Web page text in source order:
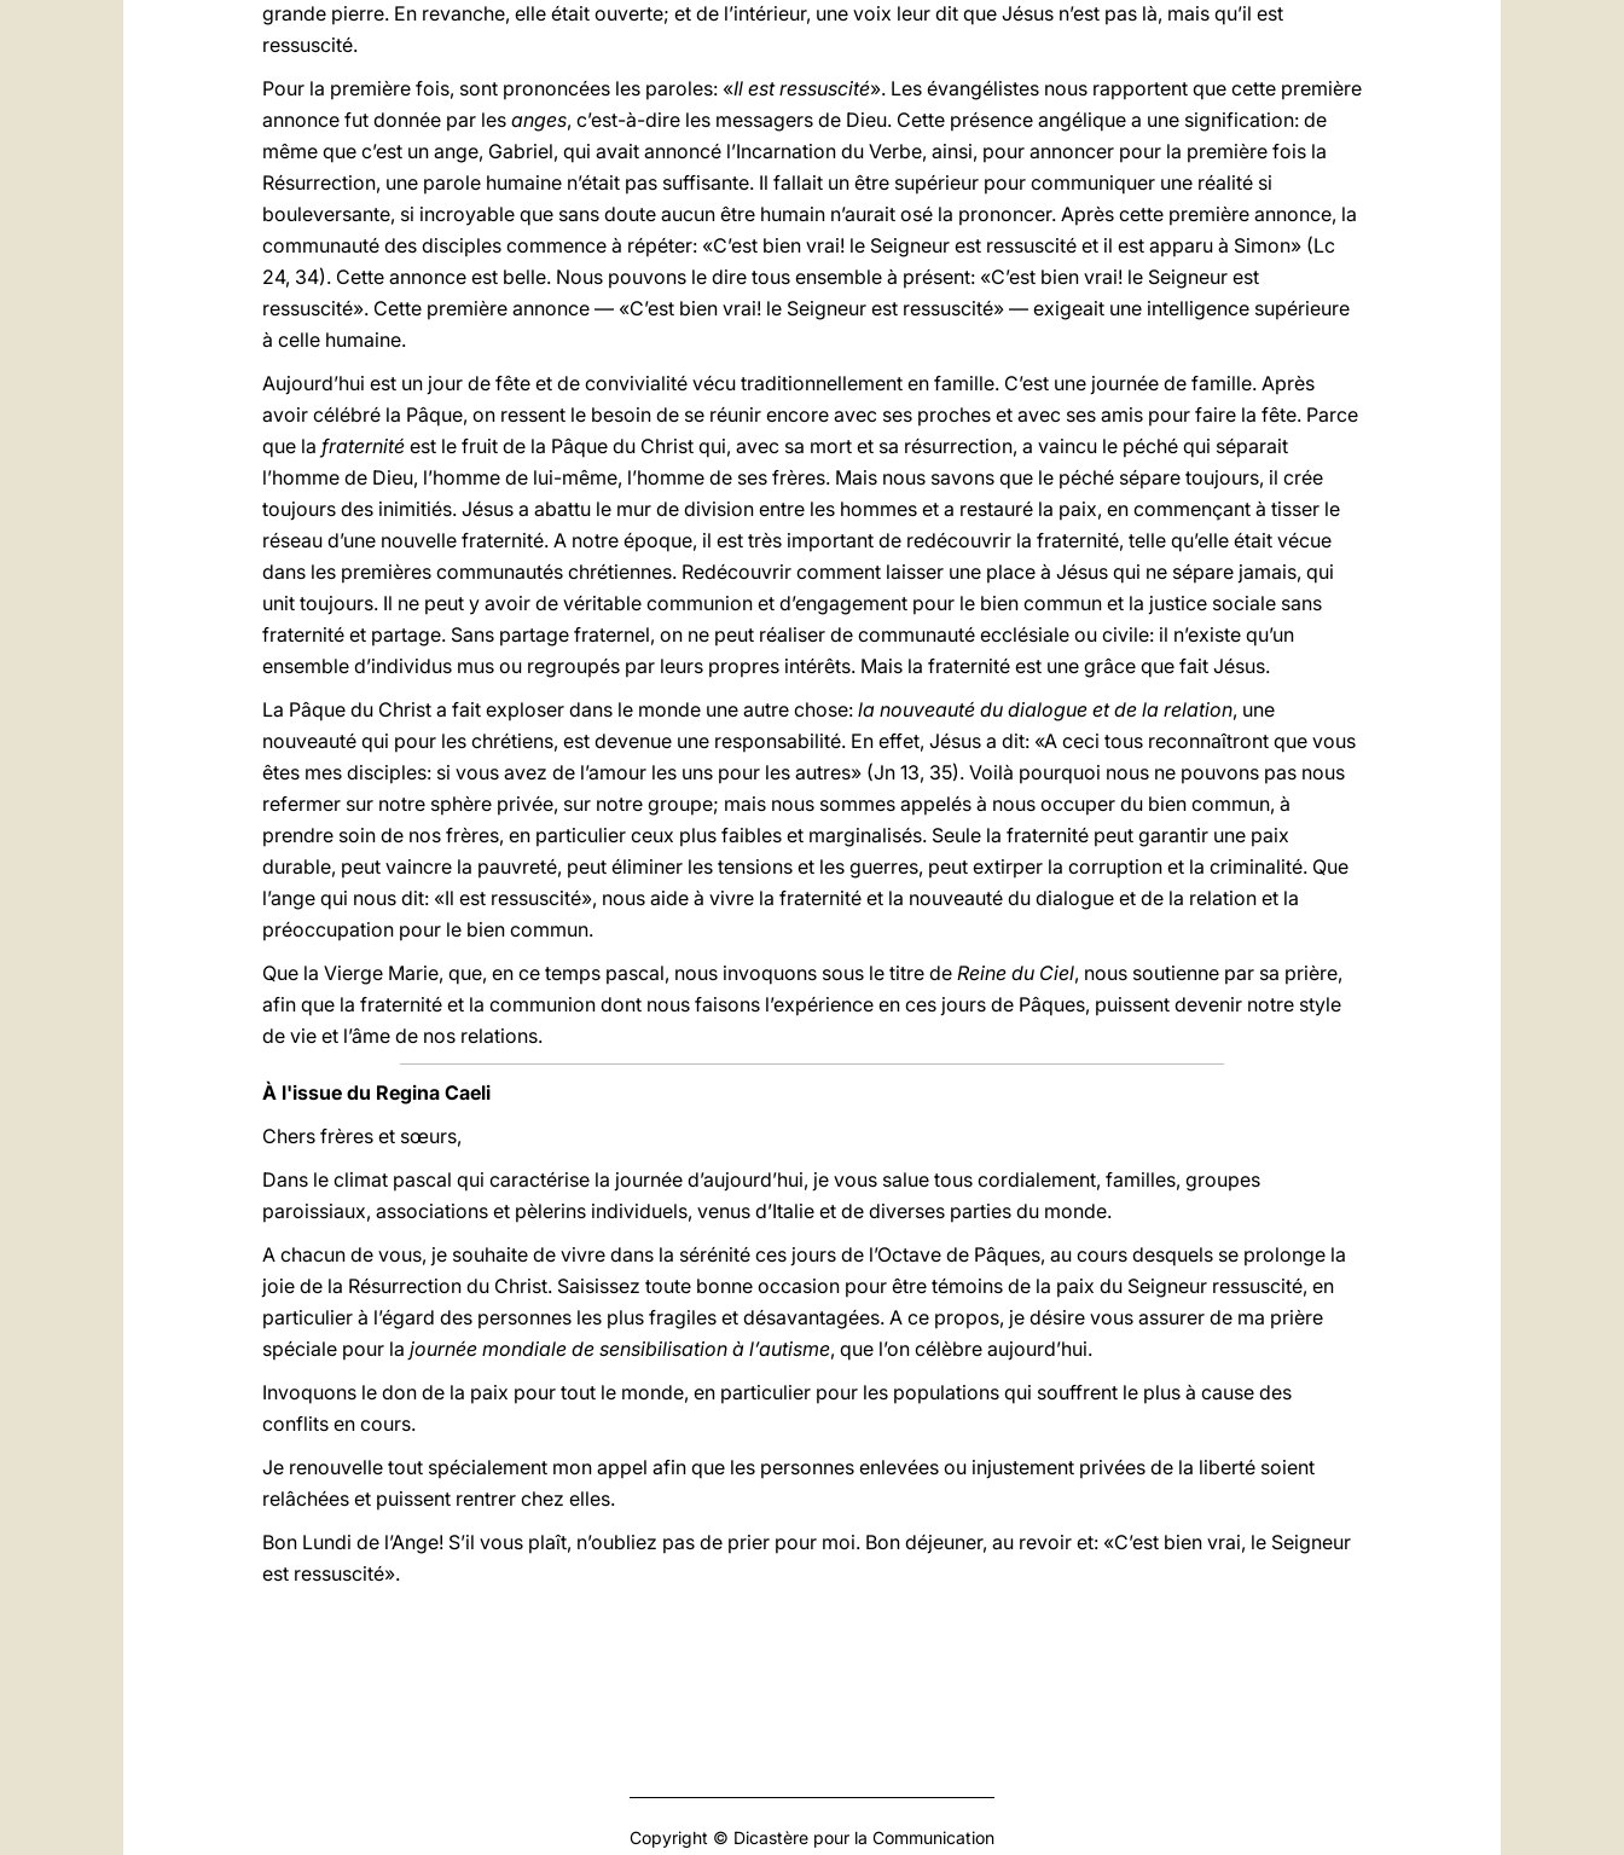
grande pierre. En revanche, elle était ouverte; et de l’intérieur, une voix leur dit que Jésus n’est pas là, mais qu’il est
ressuscité.
Pour la première fois, sont prononcées les paroles: «Il est ressuscité». Les évangélistes nous rapportent que cette première
annonce fut donnée par les anges, c’est-à-dire les messagers de Dieu. Cette présence angélique a une signification: de
même que c’est un ange, Gabriel, qui avait annoncé l’Incarnation du Verbe, ainsi, pour annoncer pour la première fois la
Résurrection, une parole humaine n’était pas suffisante. Il fallait un être supérieur pour communiquer une réalité si
bouleversante, si incroyable que sans doute aucun être humain n’aurait osé la prononcer. Après cette première annonce, la
communauté des disciples commence à répéter: «C’est bien vrai! le Seigneur est ressuscité et il est apparu à Simon» (Lc
24, 34). Cette annonce est belle. Nous pouvons le dire tous ensemble à présent: «C’est bien vrai! le Seigneur est
ressuscité». Cette première annonce — «C’est bien vrai! le Seigneur est ressuscité» — exigeait une intelligence supérieure
à celle humaine.
Aujourd’hui est un jour de fête et de convivialité vécu traditionnellement en famille. C’est une journée de famille. Après
avoir célébré la Pâque, on ressent le besoin de se réunir encore avec ses proches et avec ses amis pour faire la fête. Parce
que la fraternité est le fruit de la Pâque du Christ qui, avec sa mort et sa résurrection, a vaincu le péché qui séparait
l’homme de Dieu, l’homme de lui-même, l’homme de ses frères. Mais nous savons que le péché sépare toujours, il crée
toujours des inimitiés. Jésus a abattu le mur de division entre les hommes et a restauré la paix, en commençant à tisser le
réseau d’une nouvelle fraternité. A notre époque, il est très important de redécouvrir la fraternité, telle qu’elle était vécue
dans les premières communautés chrétiennes. Redécouvrir comment laisser une place à Jésus qui ne sépare jamais, qui
unit toujours. Il ne peut y avoir de véritable communion et d’engagement pour le bien commun et la justice sociale sans
fraternité et partage. Sans partage fraternel, on ne peut réaliser de communauté ecclésiale ou civile: il n’existe qu’un
ensemble d’individus mus ou regroupés par leurs propres intérêts. Mais la fraternité est une grâce que fait Jésus.
La Pâque du Christ a fait exploser dans le monde une autre chose: la nouveauté du dialogue et de la relation, une
nouveauté qui pour les chrétiens, est devenue une responsabilité. En effet, Jésus a dit: «A ceci tous reconnaîtront que vous
êtes mes disciples: si vous avez de l’amour les uns pour les autres» (Jn 13, 35). Voilà pourquoi nous ne pouvons pas nous
refermer sur notre sphère privée, sur notre groupe; mais nous sommes appelés à nous occuper du bien commun, à
prendre soin de nos frères, en particulier ceux plus faibles et marginalisés. Seule la fraternité peut garantir une paix
durable, peut vaincre la pauvreté, peut éliminer les tensions et les guerres, peut extirper la corruption et la criminalité. Que
l’ange qui nous dit: «Il est ressuscité», nous aide à vivre la fraternité et la nouveauté du dialogue et de la relation et la
préoccupation pour le bien commun.
Que la Vierge Marie, que, en ce temps pascal, nous invoquons sous le titre de Reine du Ciel, nous soutienne par sa prière,
afin que la fraternité et la communion dont nous faisons l’expérience en ces jours de Pâques, puissent devenir notre style
de vie et l’âme de nos relations.
À l'issue du Regina Caeli
Chers frères et sœurs,
Dans le climat pascal qui caractérise la journée d’aujourd’hui, je vous salue tous cordialement, familles, groupes
paroissiaux, associations et pèlerins individuels, venus d’Italie et de diverses parties du monde.
A chacun de vous, je souhaite de vivre dans la sérénité ces jours de l’Octave de Pâques, au cours desquels se prolonge la
joie de la Résurrection du Christ. Saisissez toute bonne occasion pour être témoins de la paix du Seigneur ressuscité, en
particulier à l’égard des personnes les plus fragiles et désavantagées. A ce propos, je désire vous assurer de ma prière
spéciale pour la journée mondiale de sensibilisation à l’autisme, que l’on célèbre aujourd’hui.
Invoquons le don de la paix pour tout le monde, en particulier pour les populations qui souffrent le plus à cause des
conflits en cours.
Je renouvelle tout spécialement mon appel afin que les personnes enlevées ou injustement privées de la liberté soient
relâchées et puissent rentrer chez elles.
Bon Lundi de l’Ange! S’il vous plaît, n’oubliez pas de prier pour moi. Bon déjeuner, au revoir et: «C’est bien vrai, le Seigneur
est ressuscité».
Copyright © Dicastère pour la Communication